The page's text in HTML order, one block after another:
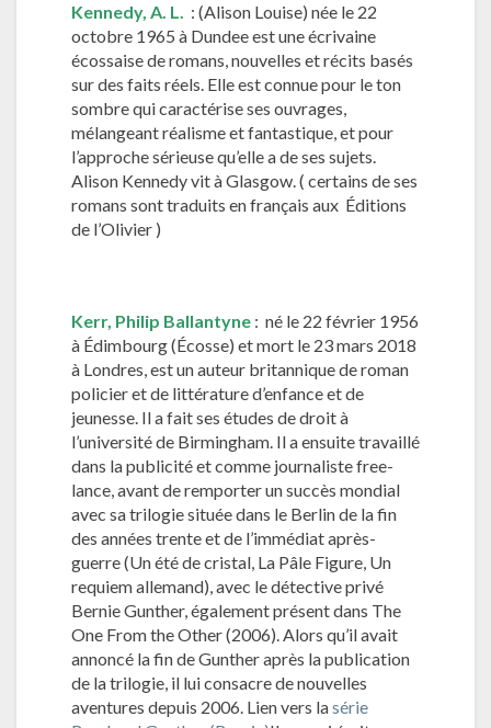
Kennedy, A. L. : (Alison Louise) née le 22
octobre 1965 à Dundee est une écrivaine
écossaise de romans, nouvelles et récits basés
sur des faits réels. Elle est connue pour le ton
sombre qui caractérise ses ouvrages,
mélangeant réalisme et fantastique, et pour
l’approche sérieuse qu’elle a de ses sujets.
Alison Kennedy vit à Glasgow. ( certains de ses
romans sont traduits en français aux Éditions
de l’Olivier )
Kerr, Philip Ballantyne : né le 22 février 1956
à Édimbourg (Écosse) et mort le 23 mars 2018
à Londres, est un auteur britannique de roman
policier et de littérature d’enfance et de
jeunesse. Il a fait ses études de droit à
l’université de Birmingham. Il a ensuite travaillé
dans la publicité et comme journaliste free-
lance, avant de remporter un succès mondial
avec sa trilogie située dans le Berlin de la fin
des années trente et de l’immédiat après-
guerre (Un été de cristal, La Pâle Figure, Un
requiem allemand), avec le détective privé
Bernie Gunther, également présent dans The
One From the Other (2006). Alors qu’il avait
annoncé la fin de Gunther après la publication
de la trilogie, il lui consacre de nouvelles
aventures depuis 2006. Lien vers lasérie